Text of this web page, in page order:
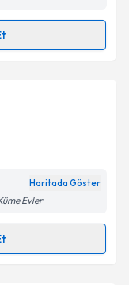
belirtilen
talebi
almanız için bir
belirtilen
Haritada Göster
Evler